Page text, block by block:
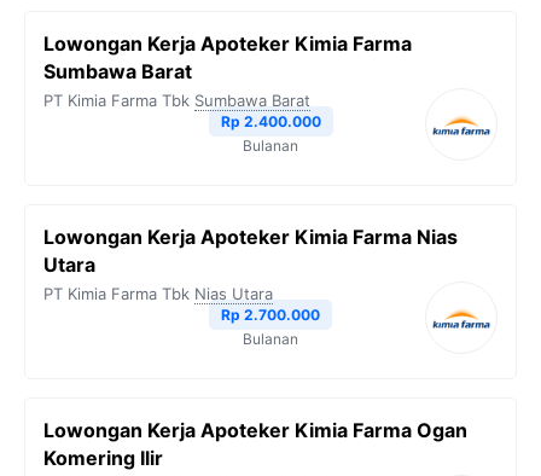
Lowongan Kerja Apoteker Kimia Farma
Sumbawa Barat
PT Kimia Farma Tbk Sumbawa Barat
Rp 2.400.000
Bulanan
Lowongan Kerja Apoteker Kimia Farma Nias
Utara
PT Kimia Farma Tbk Nias Utara
Rp 2.700.000
Bulanan
Lowongan Kerja Apoteker Kimia Farma Ogan
Komering Ilir